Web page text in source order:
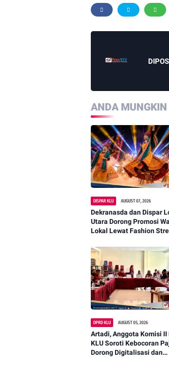
ANDA MUNGKIN
DISPAR KLU AUGUST 07, 2026
Dekranasda dan Dispar
Utara Dorong Promosi
Lokal Lewat Fashion
DPRD KLU AUGUST 05, 2026
Artadi, Anggota Komisi II
KLU Soroti Kebocoran
Dorong Digitalisasi dan